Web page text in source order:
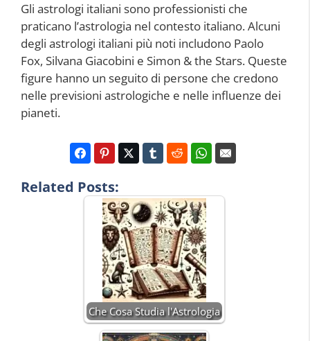
Gli astrologi italiani sono professionisti che
praticano l’astrologia nel contesto italiano. Alcuni
degli astrologi italiani più noti includono Paolo
Fox, Silvana Giacobini e Simon & the Stars. Queste
figure hanno un seguito di persone che credono
nelle previsioni astrologiche e nelle influenze dei
pianeti.
Related Posts:
Che Cosa Studia l'Astrologia